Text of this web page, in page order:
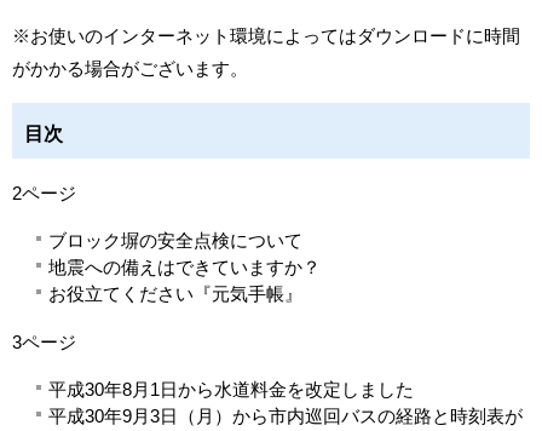
※お使いのインターネット環境によってはダウンロードに時間
がかかる場合がございます。
目次
2ページ
ブロック塀の安全点検について
地震への備えはできていますか？
お役立てください『元気手帳』
3ページ
平成30年8月1日から水道料金を改定しました
平成30年9月3日（月）から市内巡回バスの経路と時刻表が